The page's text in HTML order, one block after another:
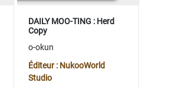
DAILY MOO-TING : Herd
Copy
o-okun
Éditeur : NukooWorld
Studio